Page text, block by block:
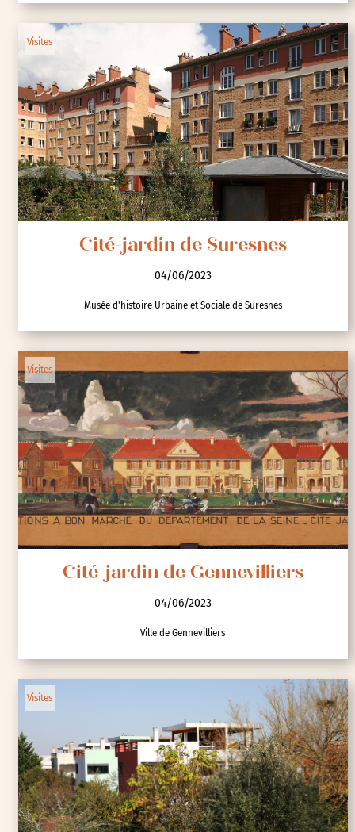
Visites
Cité-jardin de Suresnes
04/06/2023
Musée d'histoire Urbaine et Sociale de Suresnes
Visites
Cité-jardin de Gennevilliers
04/06/2023
Ville de Gennevilliers
Visites